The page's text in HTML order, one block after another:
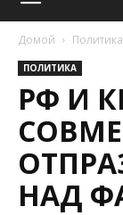
Домой Политика
ПОЛИТИКА
РФ И
НАД